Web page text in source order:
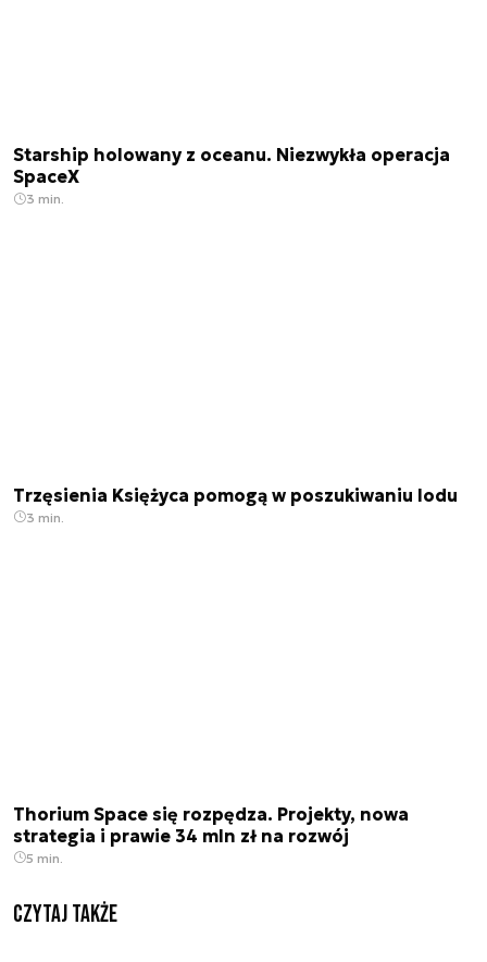
Starship holowany z oceanu. Niezwykła operacja
SpaceX
3 min.
Trzęsienia Księżyca pomogą w poszukiwaniu lodu
3 min.
Thorium Space się rozpędza. Projekty, nowa
strategia i prawie 34 mln zł na rozwój
5 min.
Czytaj także